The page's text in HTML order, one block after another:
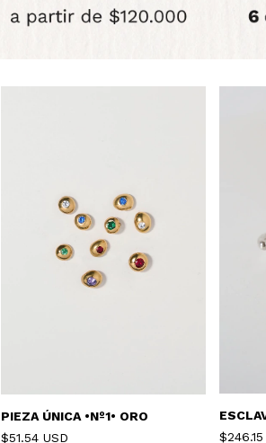
PIEZA ÚNICA •Nº1• ORO
$51.54 USD
$246.15